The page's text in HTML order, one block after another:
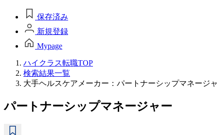
保存済み
新規登録
Mypage
ハイクラス転職TOP
検索結果一覧
大手ヘルスケアメーカー：パートナーシップマネージ
パートナーシップマネージャー